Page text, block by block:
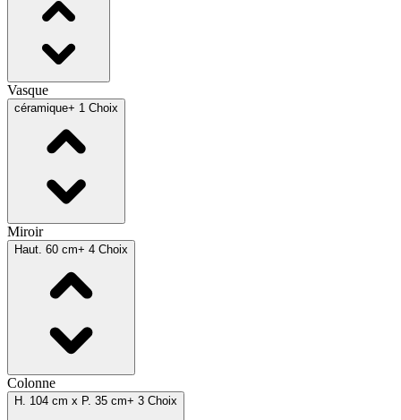
Vasque
céramique+ 1 Choix
Miroir
Haut. 60 cm+ 4 Choix
Colonne
H. 104 cm x P. 35 cm+ 3 Choix